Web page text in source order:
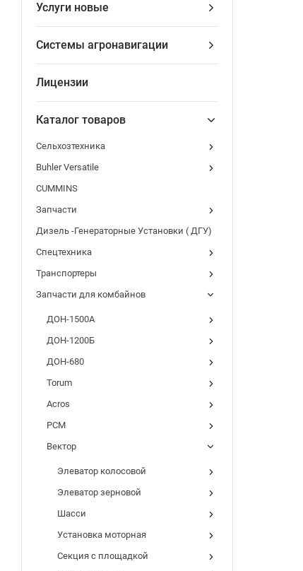
Услуги новые
Системы агронавигации
Лицензии
Каталог товаров
Сельхозтехника
Buhler Versatile
CUMMINS
Запчасти
Дизель -Генераторные Установки ( ДГУ)
Спецтехника
Транспортеры
Запчасти для комбайнов
ДОН-1500А
ДОН-1200Б
ДОН-680
Torum
Acros
РСМ
Вектор
Элеватор колосовой
Элеватор зерновой
Шасси
Установка моторная
Секция с площадкой